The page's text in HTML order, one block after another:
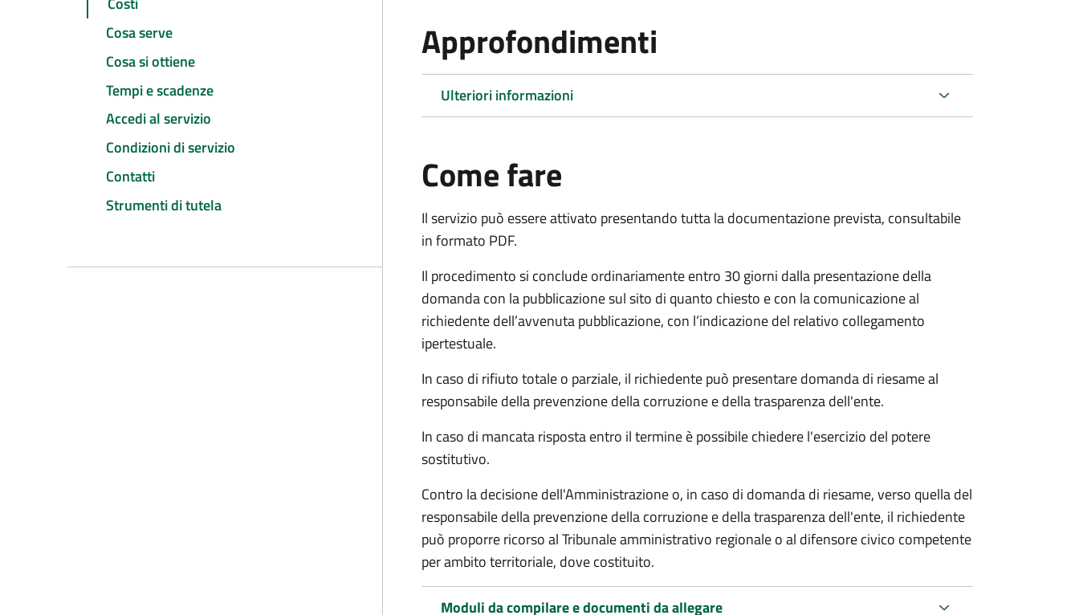
Cosa serve
Cosa si ottiene
Tempi e scadenze
Accedi al servizio
Condizioni di servizio
Contatti
Strumenti di tutela
Approfondimenti
Ulteriori informazioni
Come fare
Il servizio può essere attivato presentando tutta la documentazione prevista, consultabile
in formato PDF.
Il procedimento si conclude ordinariamente entro 30 giorni dalla presentazione della
domanda con la pubblicazione sul sito di quanto chiesto e con la comunicazione al
richiedente dell’avvenuta pubblicazione, con l’indicazione del relativo collegamento
ipertestuale.
In caso di rifiuto totale o parziale, il richiedente può presentare domanda di riesame al
responsabile della prevenzione della corruzione e della trasparenza dell'ente.
In caso di mancata risposta entro il termine è possibile chiedere l'esercizio del potere
sostitutivo.
Contro la decisione dell'Amministrazione o, in caso di domanda di riesame, verso quella del
responsabile della prevenzione della corruzione e della trasparenza dell'ente, il richiedente
può proporre ricorso al Tribunale amministrativo regionale o al difensore civico competente
per ambito territoriale, dove costituito.
Moduli da compilare e documenti da allegare